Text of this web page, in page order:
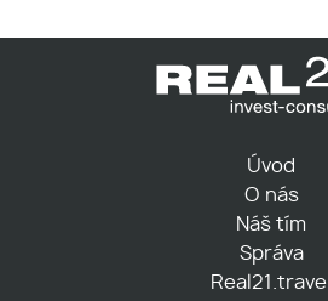
Úvod
O nás
Náš tím
Správa
Real21.travel